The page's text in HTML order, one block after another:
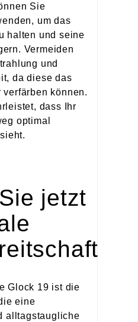
Sie
um das
halten und seine
Vermeiden
und
da diese das
verfärben können.
dass Ihr
optimal
jetzt
Glock 19 ist die
eine
alltagstaugliche